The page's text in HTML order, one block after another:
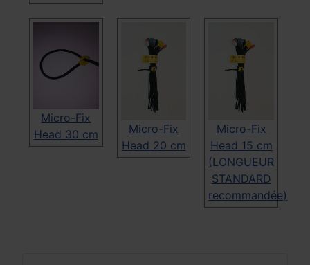
Micro-Fix
Head 30 cm
Micro-Fix
Head 20 cm
Micro-Fix
Head 15 cm
(LONGUEUR
STANDARD
recommandée)